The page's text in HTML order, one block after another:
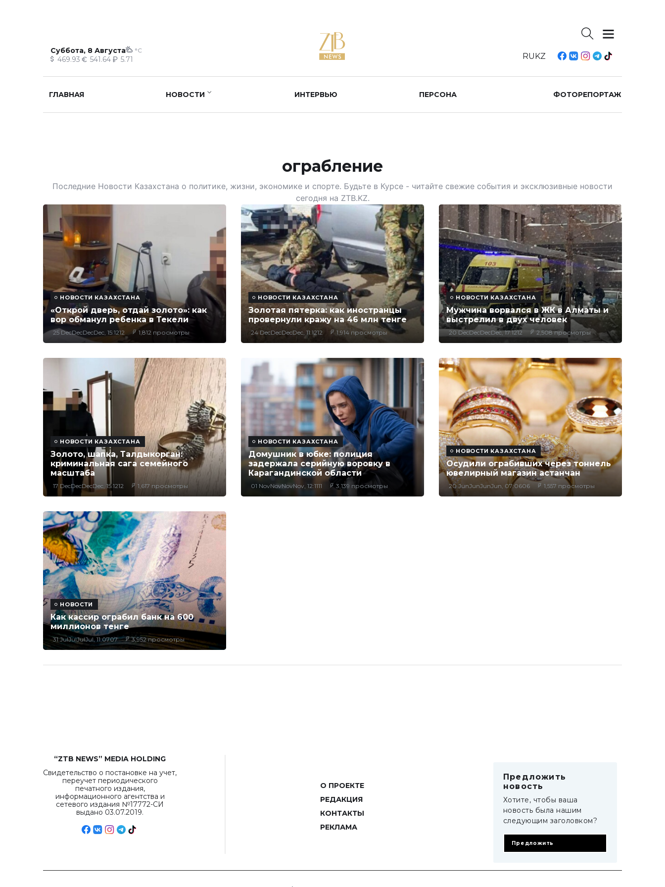
Суббота, 8 Августа °C
469.93 541.64 5.71 RUKZ
ГЛАВНАЯ НОВОСТИ ИНТЕРВЬЮ ПЕРСОНА ФОТОРЕПОРТАЖ
ограбление
Последние Новости Казахстана о политике, жизни, экономике и спорте. Будьте в Курсе - читайте свежие события и эксклюзивные новости
сегодня на ZTB.KZ.
НОВОСТИ КАЗАХСТАНА
«Открой дверь, отдай золото»: как
вор обманул ребенка в Текели
25 DecDecDecDec, 15:1212 1,812 просмотры
НОВОСТИ КАЗАХСТАНА
Золотая пятерка: как иностранцы
провернули кражу на 46 млн тенге
24 DecDecDecDec, 11:1212 1,914 просмотры
НОВОСТИ КАЗАХСТАНА
Мужчина ворвался в ЖК в Алматы и
выстрелил в двух человек
20 DecDecDecDec, 17:1212 2,508 просмотры
НОВОСТИ КАЗАХСТАНА
Золото, шапка, Талдыкорган:
криминальная сага семейного
масштаба
17 DecDecDecDec, 15:1212 1,617 просмотры
НОВОСТИ КАЗАХСТАНА
Домушник в юбке: полиция
задержала серийную воровку в
Карагандинской области
01 NovNovNovNov, 12:1111 3,139 просмотры
НОВОСТИ КАЗАХСТАНА
Осудили ограбивших через тоннель
ювелирный магазин астанчан
20 JunJunJunJun, 07:0606 1,557 просмотры
НОВОСТИ
Как кассир ограбил банк на 600
миллионов тенге
31 JulJulJulJul, 11:0707 3,952 просмотры
“ZTB NEWS” MEDIA HOLDING
Свидетельство о постановке на учет,
переучет периодического
печатного издания,
информационного агентства и
сетевого издания №17772-СИ
выдано 03.07.2019.
О ПРОЕКТЕ
РЕДАКЦИЯ
КОНТАКТЫ
РЕКЛАМА
Предложить
новость
Хотите, чтобы ваша
новость была нашим
следующим заголовком?
Предложить